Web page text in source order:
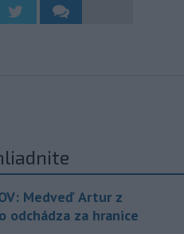
Medveď Artur z
odchádza za hranice